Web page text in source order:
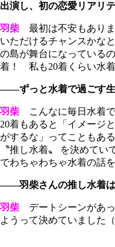
出演し、初の恋愛リアリ
羽柴 最初は不安もあり
いただけるチャンスかな
の島が舞台になっている
着！ 私も20着くらい水着
――ずっと水着で過ごす生
羽柴 こんなに毎日水着で
20着もあると「イメージ
がするな」ってこともあ
〝推し水着〟 を決めて
でわちゃわちゃ水着の話
――羽柴さんの推し水着は
羽柴 デートシーンがあ
ようって決めていました（